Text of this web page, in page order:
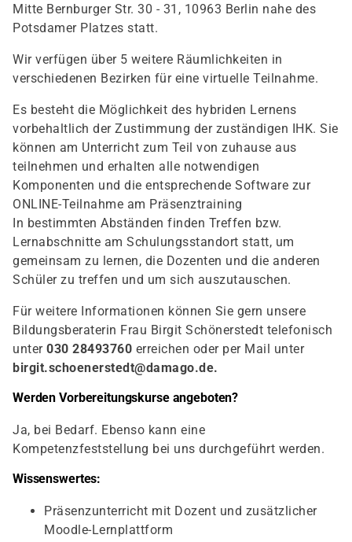
Mitte Bernburger Str. 30 - 31, 10963 Berlin nahe des
Potsdamer Platzes statt.
Wir verfügen über 5 weitere Räumlichkeiten in
verschiedenen Bezirken für eine virtuelle Teilnahme.
Es besteht die Möglichkeit des hybriden Lernens
vorbehaltlich der Zustimmung der zuständigen IHK. Sie
können am Unterricht zum Teil von zuhause aus
teilnehmen und erhalten alle notwendigen
Komponenten und die entsprechende Software zur
ONLINE-Teilnahme am Präsenztraining
In bestimmten Abständen finden Treffen bzw.
Lernabschnitte am Schulungsstandort statt, um
gemeinsam zu lernen, die Dozenten und die anderen
Schüler zu treffen und um sich auszutauschen.
Für weitere Informationen können Sie gern unsere
Bildungsberaterin Frau Birgit Schönerstedt telefonisch
unter 030 28493760 erreichen oder per Mail unter
birgit.schoenerstedt@damago.de.
Werden Vorbereitungskurse angeboten?
Ja, bei Bedarf. Ebenso kann eine
Kompetenzfeststellung bei uns durchgeführt werden.
Wissenswertes:
Präsenzunterricht mit Dozent und zusätzlicher
Moodle-Lernplattform